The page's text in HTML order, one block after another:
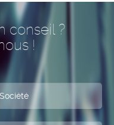
conseil ?
!